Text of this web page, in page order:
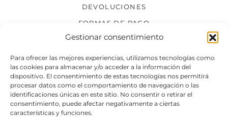
Gestionar consentimiento
Para ofrecer las mejores experiencias, utilizamos tecnologías como
las cookies para almacenar y/o acceder a la información del
dispositivo. El consentimiento de estas tecnologías nos permitirá
procesar datos como el comportamiento de navegación o las
identificaciones únicas en este sitio. No consentir o retirar el
consentimiento, puede afectar negativamente a ciertas
características y funciones.
DEVOLUCIONES
FORMAS DE PAGO
SÍGUENOS